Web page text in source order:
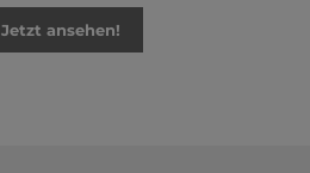
Jetzt ansehen!